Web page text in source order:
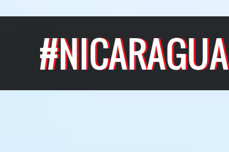
#NICARAGUA